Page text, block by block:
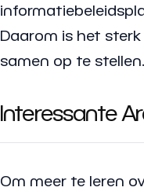
Daarom is het
samen op te stellen.
Interessante
Om meer te leren